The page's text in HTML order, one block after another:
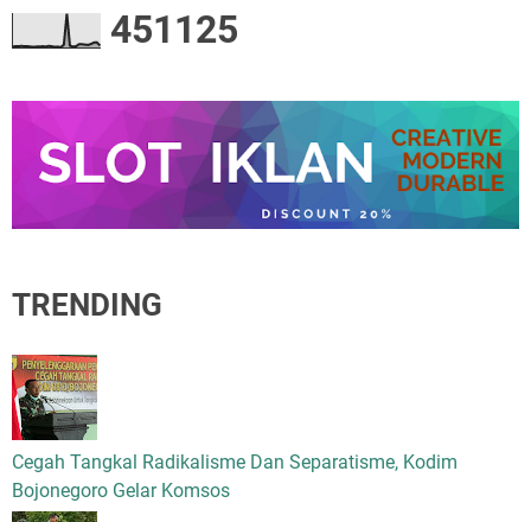
451125
TRENDING
Cegah Tangkal Radikalisme Dan Separatisme, Kodim
Bojonegoro Gelar Komsos